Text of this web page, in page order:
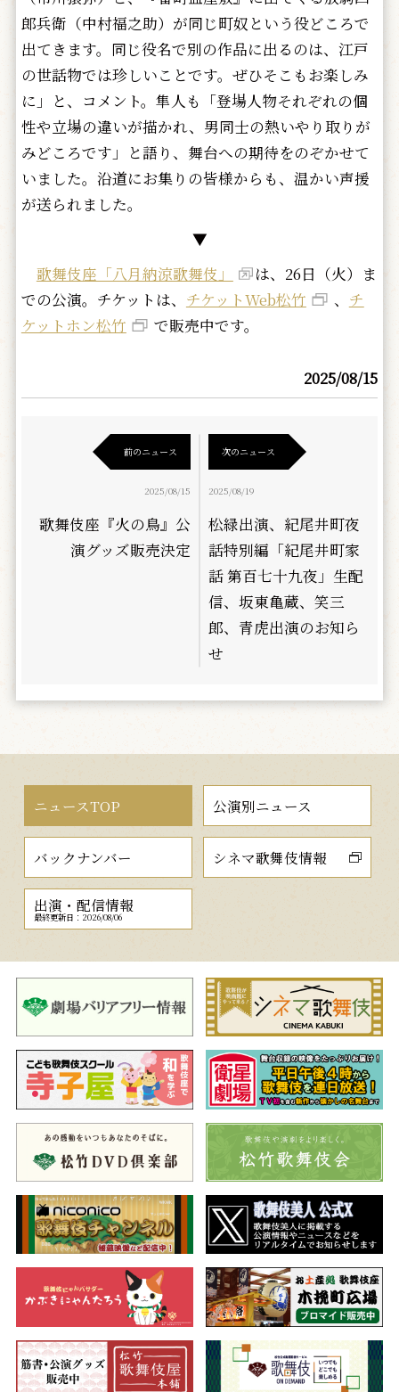
郎兵衛（中村福之助）が同じ町奴という役どころで
出てきます。同じ役名で別の作品に出るのは、江戸
の世話物では珍しいことです。ぜひそこもお楽しみ
に」と、コメント。隼人も「登場人物それぞれの個
性や立場の違いが描かれ、男同士の熱いやり取りが
みどころです」と語り、舞台への期待をのぞかせて
いました。沿道にお集りの皆様からも、温かい声援
が送られました。
▼
歌舞伎座「八月納涼歌舞伎」
は、26日（火）ま
での公演。チケットは、 チケットWeb松竹 、 チ
ケットホン松竹
で販売中です。
2025/08/15
前のニュース
2025/08/15
歌舞伎座『火の鳥』公
演グッズ販売決定
次のニュース
2025/08/19
松緑出演、紀尾井町夜
話特別編「紀尾井町家
話 第百七十九夜」生配
信、坂東亀蔵、笑三
郎、青虎出演のお知ら
せ
ニュースTOP 公演別ニュース
バックナンバー シネマ歌舞伎情報
出演・配信情報
最終更新日：2026/08/06